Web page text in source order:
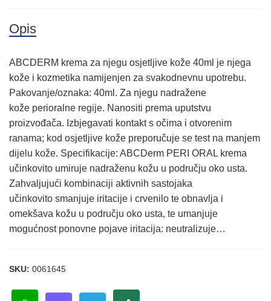
Opis
ABCDERM krema za njegu osjetljive kože 40ml je njega
kože i kozmetika namijenjen za svakodnevnu upotrebu.
Pakovanje/oznaka: 40ml. Za njegu nadražene
kože perioralne regije. Nanositi prema uputstvu
proizvođača. Izbjegavati kontakt s očima i otvorenim
ranama; kod osjetljive kože preporučuje se test na manjem
dijelu kože. Specifikacije: ABCDerm PERI ORAL krema
učinkovito umiruje nadraženu kožu u području oko usta.
Zahvaljujući kombinaciji aktivnih sastojaka
učinkovito smanjuje iritacije i crvenilo te obnavlja i
omekšava kožu u području oko usta, te umanjuje
mogućnost ponovne pojave iritacija: neutralizuje…
SKU: 0061645